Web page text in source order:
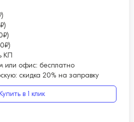
КП
или офис: бесплатно
скидка 20% на заправку
в 1 клик